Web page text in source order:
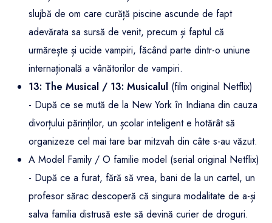
slujbă de om care curăță piscine ascunde de fapt
adevărata sa sursă de venit, precum și faptul că
urmărește și ucide vampiri, făcând parte dintr-o uniune
internațională a vânătorilor de vampiri.
13: The Musical / 13: Musicalul (film original Netflix)
- După ce se mută de la New York în Indiana din cauza
divorțului părinților, un școlar inteligent e hotărât să
organizeze cel mai tare bar mitzvah din câte s-au văzut.
A Model Family / O familie model (serial original Netflix)
- După ce a furat, fără să vrea, bani de la un cartel, un
profesor sărac descoperă că singura modalitate de a-și
salva familia distrusă este să devină curier de droguri.